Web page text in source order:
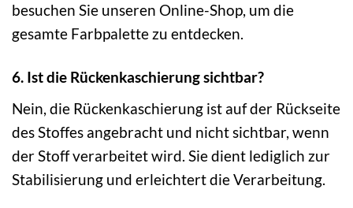
besuchen Sie unseren Online-Shop, um die
gesamte Farbpalette zu entdecken.
6. Ist die Rückenkaschierung sichtbar?
Nein, die Rückenkaschierung ist auf der Rückseite
des Stoffes angebracht und nicht sichtbar, wenn
der Stoff verarbeitet wird. Sie dient lediglich zur
Stabilisierung und erleichtert die Verarbeitung.